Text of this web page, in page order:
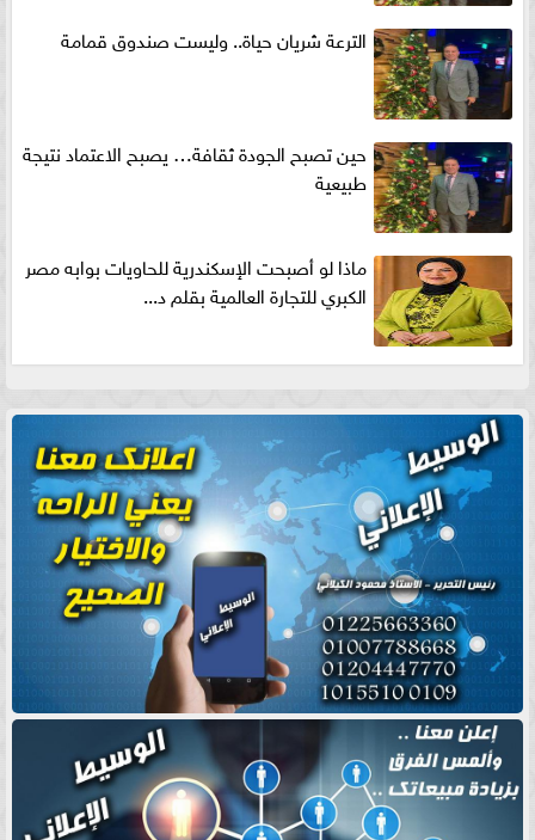
الترعة شريان حياة.. وليست صندوق قمامة
حين تصبح الجودة ثقافة… يصبح الاعتماد نتيجة
طبيعية
ماذا لو أصبحت الإسكندرية للحاويات بوابه مصر
الكبري للتجارة العالمية بقلم د...